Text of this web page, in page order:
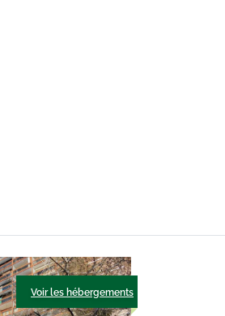
Voir les hébergements